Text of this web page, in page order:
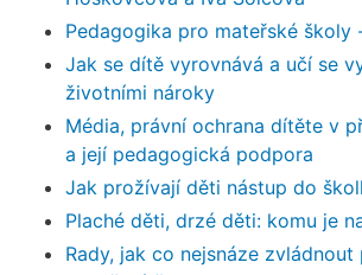
Pedagogika pro mateřské školy
Jak se dítě vyrovnává a učí se
životními nároky
Média, právní ochrana dítěte v
a její pedagogická podpora
Jak prožívají děti nástup do
Plaché děti, drzé děti: komu je
Rady, jak co nejsnáze